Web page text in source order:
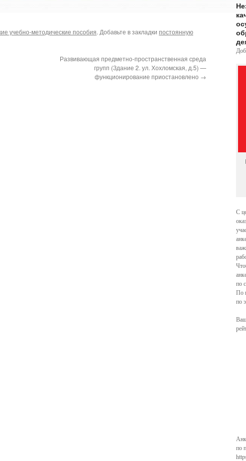
учебно-методические пособия. Добавьте в закладки постоянную
Развивающая предметно-пространственная среда
групп (Здание 2. ул. Хохломская, д.5) —
функционирование приостановлено →
С
по
По
по
по